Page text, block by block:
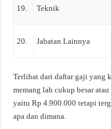
19. Teknik
20. Jabatan Lainnya
Terlihat dari daftar gaji yang
memang lah cukup besar
yaitu Rp 4.900.000 tetapi
apa dan dimana.